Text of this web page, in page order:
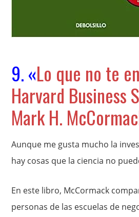
9. «Lo que no te
Harvard Business
Mark H.
Aunque me gusta mucho la
hay cosas que la ciencia no
En este libro, McCormack
personas de las escuelas de